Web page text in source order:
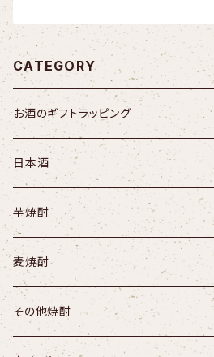
CATEGORY
お酒のギフトラッピング
日本酒
不動／千葉県
遊我月酔／千葉県
福祝／千葉県
芋焼酎
夢鏡
うえぞの
麦焼酎
無一物
その他焼酎